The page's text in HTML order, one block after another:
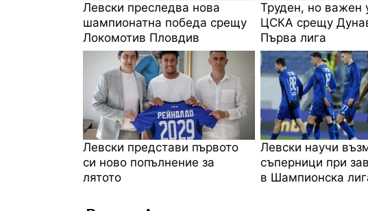
Левски преследва нова
шампионатна победа срещу
Локомотив Пловдив
Труден, но важен
ЦСКА срещу
Първа лига
Левски представи първото
си ново попълнение за
лятото
Левски научи
съперници при
в Шампионска